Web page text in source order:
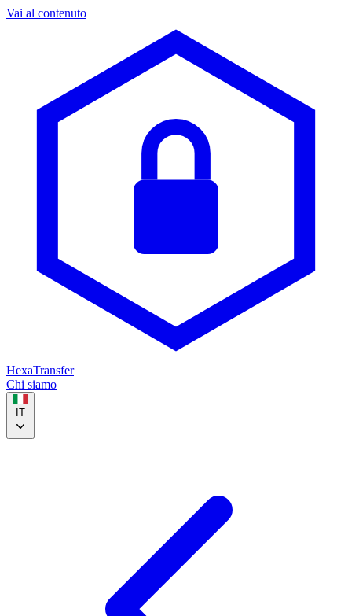
Vai al contenuto
HexaTransfer
Chi siamo
IT